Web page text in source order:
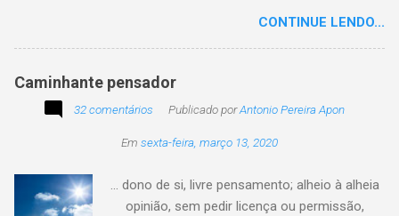
CONTINUE LENDO...
Caminhante pensador
32 comentários Publicado porAntonio Pereira Apon
Em sexta-feira, março 13, 2020
... dono de si, livre pensamento; alheio à alheia
opinião, sem pedir licença ou permissão,